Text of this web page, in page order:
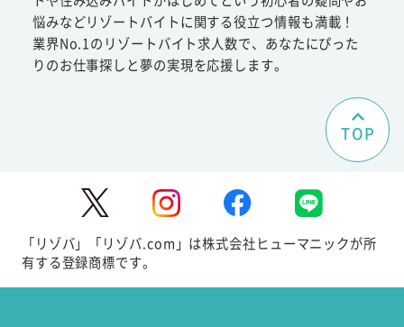
悩みなどリゾートバイトに関する役立つ情報も満載！
業界No.1のリゾートバイト求人数で、あなたにぴった
りのお仕事探しと夢の実現を応援します。
TOP
「リゾバ」「リゾバ.com」は株式会社ヒューマニックが所
有する登録商標です。